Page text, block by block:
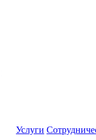
Услуги